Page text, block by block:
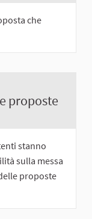
che
proposte
stanno
sulla messa
proposte